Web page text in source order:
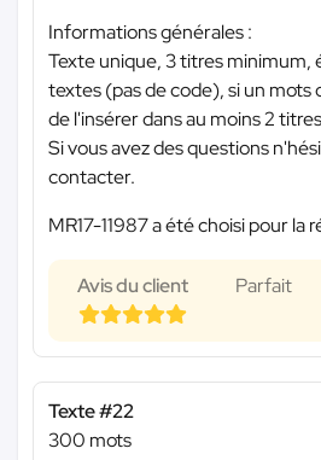
Informations générales :
Texte unique, 3 titres minimum,
textes (pas de code), si un mots
de l'insérer dans au moins 2
Si vous avez des questions
contacter.
MR17-11987 a été choisi pour la
Avis du client Parfait
Texte #22
300 mots